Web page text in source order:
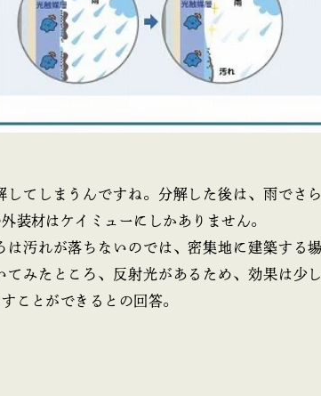
てしまうんですね。分解した後は、雨でさ
装材はケイミューにしかありません。
汚れが落ちないのでは、密集地に建築する
みたところ、反射光があるため、効果は少
ことができるとの回答。